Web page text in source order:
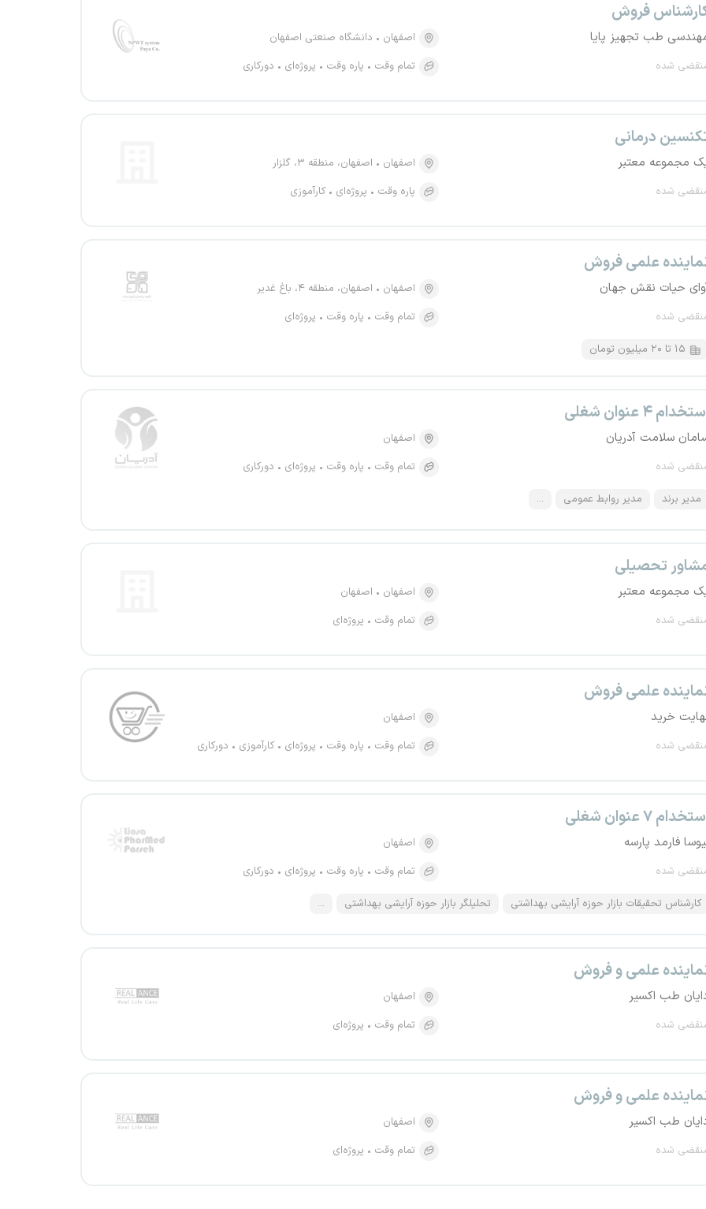
فروش
طب تجهیز پایا
شده
اصفهان
دانشگاه صنعتی اصفهان
تمام وقت
پاره وقت پروژه‌ای دورکاری
درمانی
مجموعه معتبر
شده
اصفهان
اصفهان، منطقه ۳، گلزار
پاره وقت
پروژه‌ای کارآموزی
علمی فروش
حیات نقش جهان
شده
اصفهان
اصفهان، منطقه ۴، باغ غدیر
تمام وقت
پاره وقت پروژه‌ای
۱۵ تا ۲۰ میلیون تومان
۴ عنوان شغلی
سلامت آدریان
شده
اصفهان
تمام وقت
پاره وقت پروژه‌ای دورکاری
مدیر برند مدیر روابط عمومی ...
تحصیلی
مجموعه معتبر
شده
اصفهان
اصفهان
تمام وقت
پروژه‌ای
علمی فروش
خرید
شده
اصفهان
تمام وقت
پاره وقت پروژه‌ای کارآموزی دورکاری
۷ عنوان شغلی
فارمد پارسه
شده
اصفهان
تمام وقت
پاره وقت پروژه‌ای دورکاری
کارشناس تحقیقات بازار حوزه آرایشی بهداشتی تحلیلگر بازار حوزه آرایشی بهداشتی ...
علمی و فروش
طب اکسیر
شده
اصفهان
تمام وقت
پروژه‌ای
علمی و فروش
طب اکسیر
شده
اصفهان
تمام وقت
پروژه‌ای